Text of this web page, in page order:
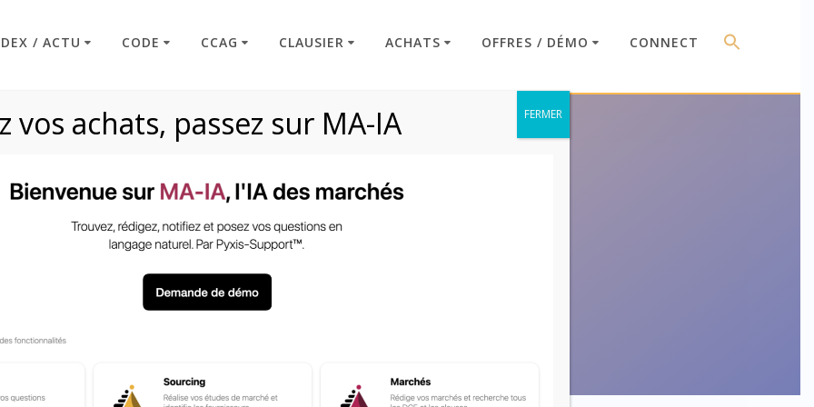
/ ACTU CODE CCAG CLAUSIER ACHATS OFFRES / DÉMO CONNECT
de résiliation (CCAG)
Code : Commande Publique
vos achats, passez sur MA-IA FERMER